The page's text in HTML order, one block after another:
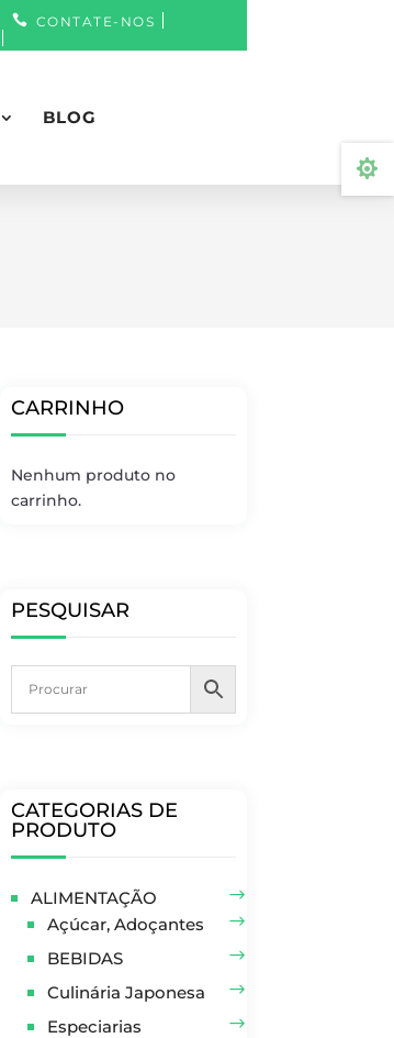
CONTATE-NOS
BLOG
CARRINHO
Nenhum produto no
carrinho.
PESQUISAR
CATEGORIAS DE
PRODUTO
ALIMENTAÇÃO
Açúcar, Adoçantes
BEBIDAS
Culinária Japonesa
Especiarias
